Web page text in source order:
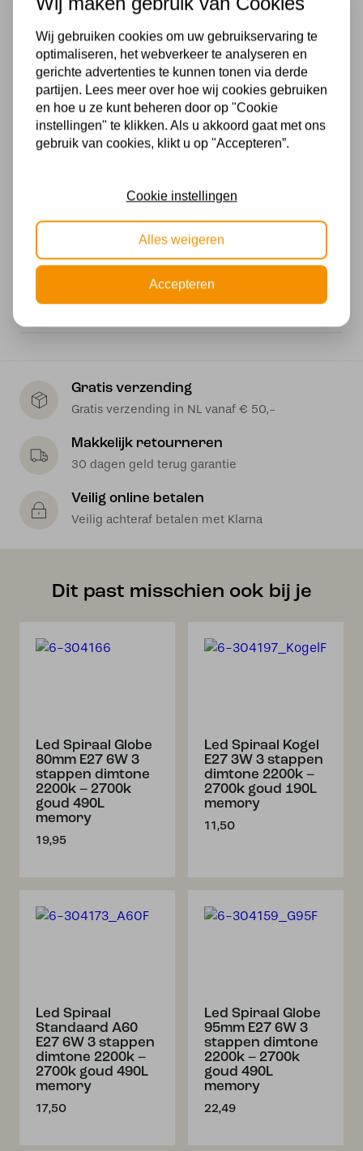
Branduren
15.000 uur
Kelvin
2200-2400-2700
Wattage
1,5-3-6
Gratis verzending
Gratis verzending in NL vanaf € 50,-
Makkelijk retourneren
30 dagen geld terug garantie
Veilig online betalen
Veilig achteraf betalen met Klarna
Dit past misschien ook bij je
Led Spiraal Globe
80mm E27 6W 3
stappen dimtone
2200k – 2700k
goud 490L
memory
19,95
Led Spiraal Kogel
E27 3W 3 stappen
dimtone 2200k –
2700k goud 190L
memory
11,50
Led Spiraal
Standaard A60
E27 6W 3 stappen
dimtone 2200k –
2700k goud 490L
memory
17,50
Led Spiraal Globe
95mm E27 6W 3
stappen dimtone
2200k – 2700k
goud 490L
memory
22,49
Wij gebruiken cookies om uw gebruikservaring te
optimaliseren, het webverkeer te analyseren en
gerichte advertenties te kunnen tonen via derde
partijen. Lees meer over hoe wij cookies gebruiken
en hoe u ze kunt beheren door op "Cookie
instellingen" te klikken. Als u akkoord gaat met ons
gebruik van cookies, klikt u op "Accepteren”.
Cookie instellingen
Alles weigeren
Accepteren